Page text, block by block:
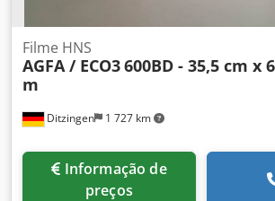
Ditzingen 1 727 km
Filme HNS
AGFA / ECO3600BD - 35,5 cm x
m
preços